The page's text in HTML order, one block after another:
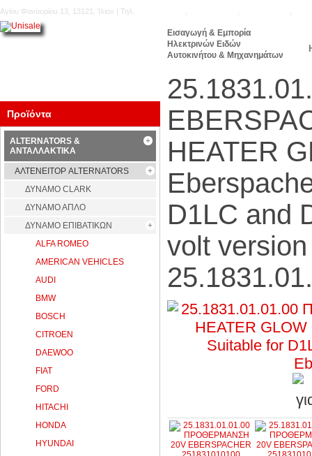
Εισαγωγή & Εμπορία
Ηλεκτρινών Ειδών
Αυτοκινήτου & Μηχανημάτων
Αγίου Φανουρίου 13, 13121, Ίλιον | Τηλ.
HEATER
D1LC and
volt
Προϊόντα
ALTERNATORS &
ΑΝΤΑΛΛΑΚΤΙΚΑ
ΑΛΤΕΝΕΙΤΟΡ ALTERNATORS
ΔΥΝΑΜΟ CLARK
ΔΥΝΑΜΟ ΑΠΛΟ
ΔΥΝΑΜΟ ΕΠΙΒΑΤΙΚΩΝ
ALFA ROMEO
AMERICAN VEHICLES
AUDI
BMW
BOSCH
CITROEN
DAEWOO
FIAT
FORD
HITACHI
HONDA
HYUNDAI